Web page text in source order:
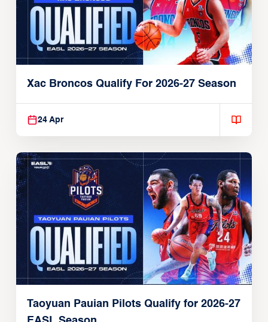
Xac Broncos Qualify For 2026-27 Season
24 Apr
Taoyuan Pauian Pilots Qualify for 2026-27